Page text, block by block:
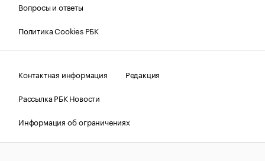
Вопросы и ответы
Политика Cookies РБК
Контактная информация
Редакция
Рассылка РБК Новости
Информация об ограничениях
Правовая информация
О соблюдении авторских прав